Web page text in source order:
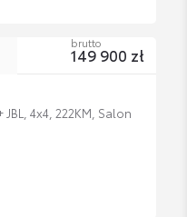
JBL, 4x4, 222KM, Salon
brutto
149 900 zł